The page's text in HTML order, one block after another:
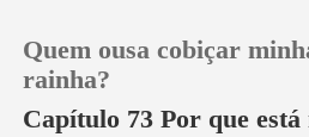
Quem ousa cobiçar
rainha?
Capítulo 73 Por que está